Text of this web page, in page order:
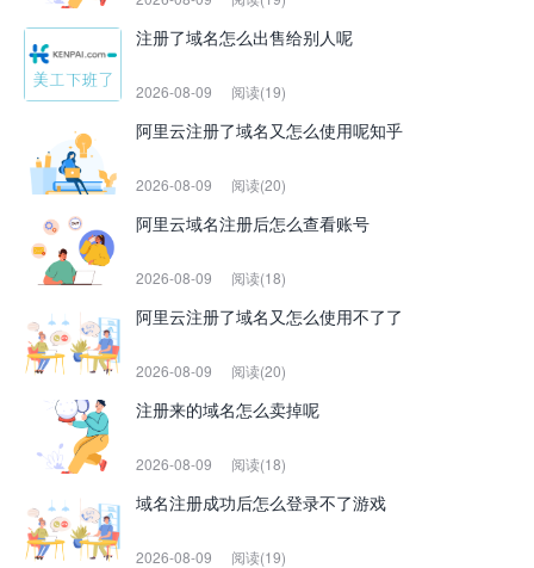
注册了域名怎么出售给别人呢
2026-08-09 阅读(19)
阿里云注册了域名又怎么使用呢知乎
2026-08-09 阅读(20)
阿里云域名注册后怎么查看账号
2026-08-09 阅读(18)
阿里云注册了域名又怎么使用不了了
2026-08-09 阅读(20)
注册来的域名怎么卖掉呢
2026-08-09 阅读(18)
域名注册成功后怎么登录不了游戏
2026-08-09 阅读(19)